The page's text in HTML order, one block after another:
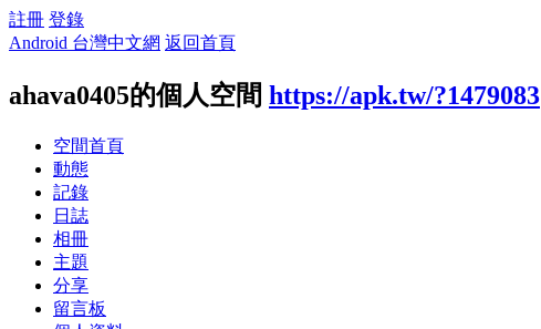
註冊 登錄
Android 台灣中文網 返回首頁
ahava0405的個人空間 https://apk.tw/?1479083
空間首頁
動態
記錄
日誌
相冊
主題
分享
留言板